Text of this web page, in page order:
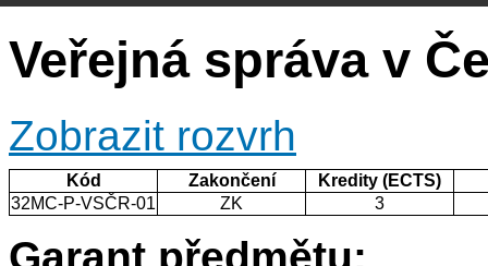
Veřejná správa v
Zobrazit rozvrh
Kód Zakončení
Kredity (ECTS)
32MC-P-VSČR-01
ZK 3